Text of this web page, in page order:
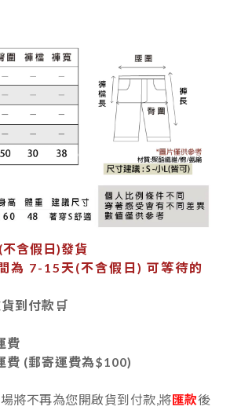
(不含假日)發貨
為 7-15天 (不含假日) 可等待的
到付款🛒
費
費 (郵寄運費為$100)
將不再為您開啟貨到付款,將匯款後